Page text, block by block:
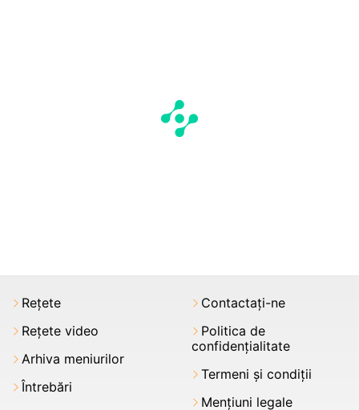
Rețete
Rețete video
Arhiva meniurilor
Întrebări
Contactați-ne
Politica de
confidențialitate
Termeni şi condiții
Mențiuni legale